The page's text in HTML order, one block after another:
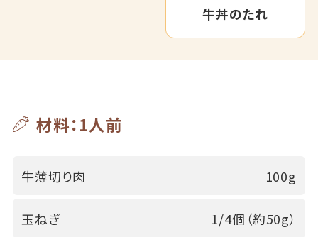
牛丼のたれ
材料：1人前
牛薄切り肉 100g
玉ねぎ 1/4個（約50g）